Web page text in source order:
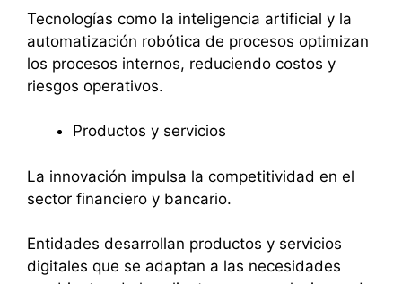
Tecnologías como la inteligencia artificial y la
automatización robótica de procesos optimizan
los procesos internos, reduciendo costos y
riesgos operativos.
Productos y servicios
La innovación impulsa la competitividad en el
sector financiero y bancario.
Entidades desarrollan productos y servicios
digitales que se adaptan a las necesidades